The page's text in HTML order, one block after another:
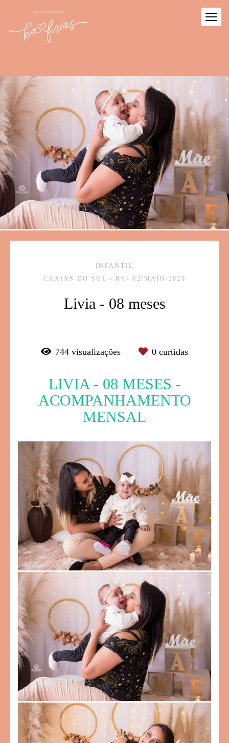
INFANTIL
CAXIAS DO SUL - RS
02/MAIO/2020
Livia - 08 meses
744 visualizações 0 curtidas
LIVIA - 08 MESES -
ACOMPANHAMENTO
MENSAL